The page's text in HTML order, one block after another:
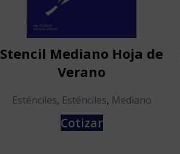
Stencil Mediano Hoja de
Verano
Esténciles, Esténciles, Mediano
Cotizar